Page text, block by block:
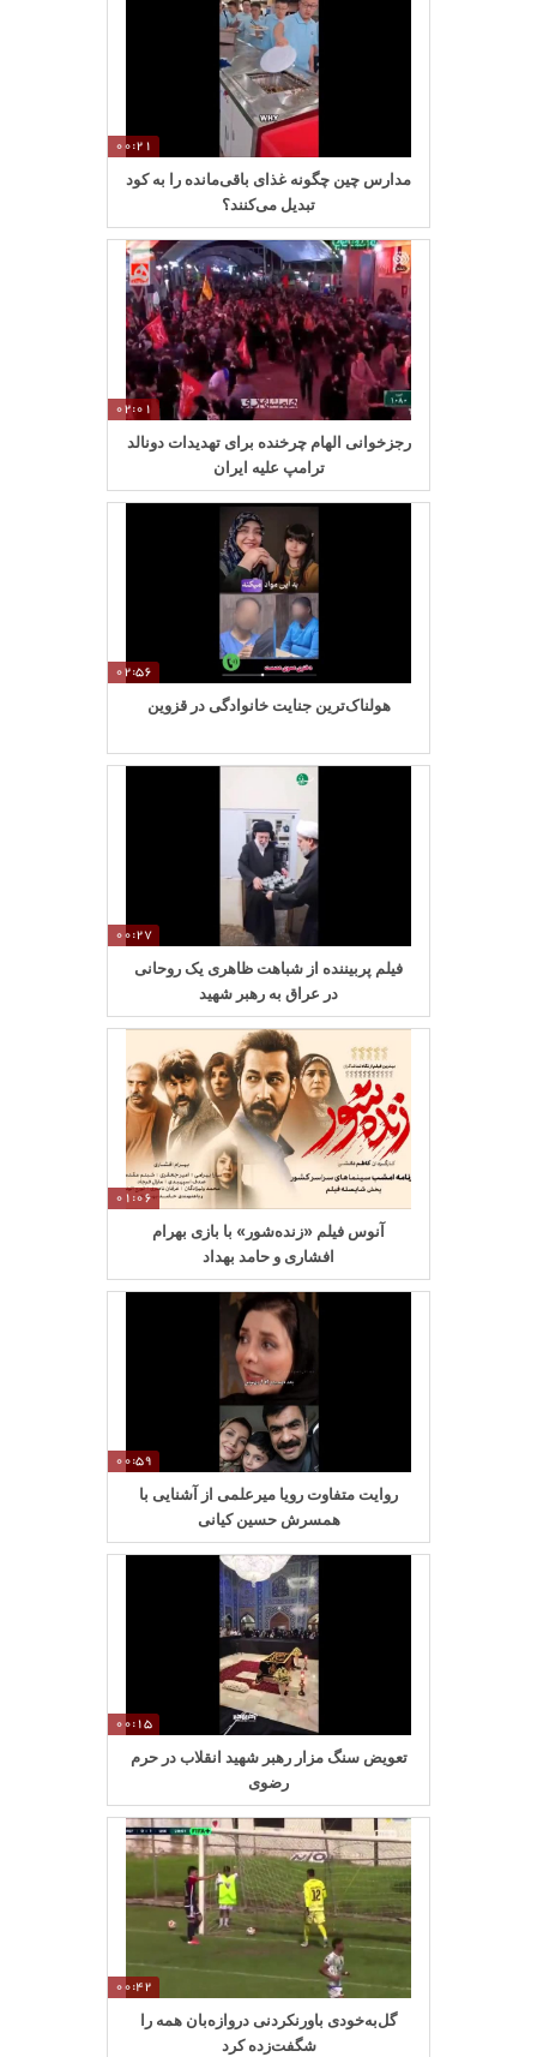
00:21
مدارس چین چگونه غذای باقی‌مانده را به کود
تبدیل می‌کنند؟
02:01
رجزخوانی الهام چرخنده برای تهدیدات دونالد
ترامپ علیه ایران
02:56
هولناک‌ترین جنایت خانوادگی در قزوین
00:27
فیلم پربیننده از شباهت ظاهری یک روحانی
در عراق به رهبر شهید
01:06
آنوس فیلم «زنده‌شور» با بازی بهرام
افشاری و حامد بهداد
00:59
روایت متفاوت رویا میرعلمی از آشنایی با
همسرش حسین کیانی
00:15
تعویض سنگ مزار رهبر شهید انقلاب در حرم
رضوی
00:42
گل‌به‌خودی باورنکردنی دروازه‌بان همه را
شگفت‌زده کرد